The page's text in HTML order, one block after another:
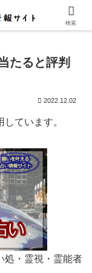
介しています。
たると評判
2022.12.02
ています。
処・霊視・霊能者
検索